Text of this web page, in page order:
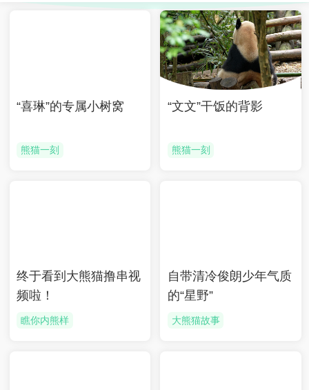
“喜琳”的专属小树窝
熊猫一刻
“文文”干饭的背影
熊猫一刻
终于看到大熊猫撸串视
频啦！
瞧你内熊样
自带清冷俊朗少年气质
的“星野”
大熊猫故事